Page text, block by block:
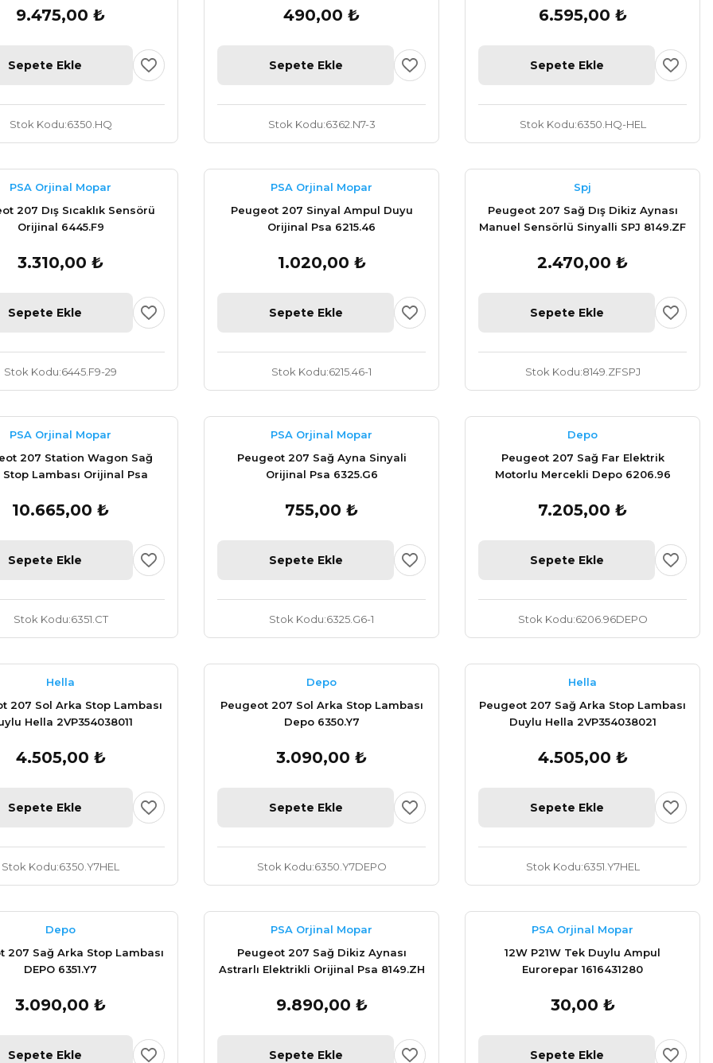
9.475,00 ₺
Sepete Ekle
Stok Kodu 6350.HQ
490,00 ₺
Sepete Ekle
Stok Kodu 6362.N7-3
6.595,00 ₺
Sepete Ekle
Stok Kodu 6350.HQ-HEL
PSA Orjinal Mopar
207 Dış Sıcaklık Sensörü
Orijinal 6445.F9
3.310,00 ₺
Sepete Ekle
Stok Kodu 6445.F9-29
PSA Orjinal Mopar
Peugeot 207 Sinyal Ampul Duyu
Orijinal Psa 6215.46
1.020,00 ₺
Sepete Ekle
Stok Kodu 6215.46-1
Spj
Peugeot 207 Sağ Dış Dikiz Aynası
Manuel Sensörlü Sinyalli SPJ 8149.ZF
2.470,00 ₺
Sepete Ekle
Stok Kodu 8149.ZFSPJ
PSA Orjinal Mopar
207 Station Wagon Sağ
Lambası Orijinal Psa
10.665,00 ₺
Sepete Ekle
Stok Kodu 6351.CT
PSA Orjinal Mopar
Peugeot 207 Sağ Ayna Sinyali
Orijinal Psa 6325.G6
755,00 ₺
Sepete Ekle
Stok Kodu 6325.G6-1
Depo
Peugeot 207 Sağ Far Elektrik
Motorlu Mercekli Depo 6206.96
7.205,00 ₺
Sepete Ekle
Stok Kodu 6206.96DEPO
Hella
207 Sol Arka Stop Lambası
Hella 2VP354038011
4.505,00 ₺
Sepete Ekle
Stok Kodu 6350.Y7HEL
Depo
Peugeot 207 Sol Arka Stop Lambası
Depo 6350.Y7
3.090,00 ₺
Sepete Ekle
Stok Kodu 6350.Y7DEPO
Hella
Peugeot 207 Sağ Arka Stop Lambası
Duylu Hella 2VP354038021
4.505,00 ₺
Sepete Ekle
Stok Kodu 6351.Y7HEL
Depo
207 Sağ Arka Stop Lambası
DEPO 6351.Y7
3.090,00 ₺
Sepete Ekle
PSA Orjinal Mopar
Peugeot 207 Sağ Dikiz Aynası
Astrarlı Elektrikli Orijinal Psa 8149.ZH
9.890,00 ₺
Sepete Ekle
PSA Orjinal Mopar
12W P21W Tek Duylu Ampul
Eurorepar 1616431280
30,00 ₺
Sepete Ekle